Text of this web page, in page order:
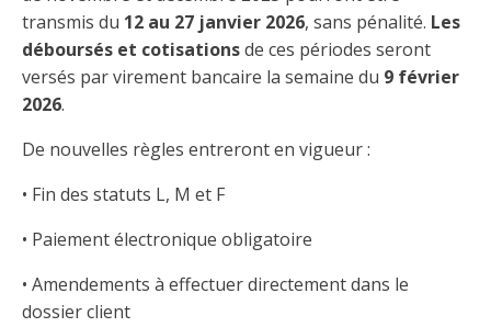
Taux horaires de référence pour des travaux
d’électricité en construction
Attention : Licence obligatoire
Mention Mixité
Déposer une plainte
Documents de référence
Identification des véhicules et des documents
Taux horaires de référence pour des travaux
Tarifs et contre-tarifs douaniers
Outils pratiques
Admission à la CMEQ
Ressources informationnelles
Calendriers d'examen
Formulaires, guides et autres documents
informatifs
Foire aux questions sur la qualification
professionnelle
Rapports et documentation
Rapports annuels de la CMEQ
Logo et normes graphiques
Annonceurs (trousse médias)
Perfectionnement de la main-d’œuvre
Mars, mois de la formation
Formations continue obligatoire
Obligation de formation des répondants
Suivre et déclarer ses heures de formations
transmis du 12 au 27 janvier 2026, sans pénalité. Les
déboursés et cotisationsde ces périodes seront
versés par virement bancaire la semaine du 9 février
2026.
De nouvelles règles entreront en vigueur :
• Fin des statuts L, M et F
• Paiement électronique obligatoire
• Amendements à effectuer directement dans le
dossier client